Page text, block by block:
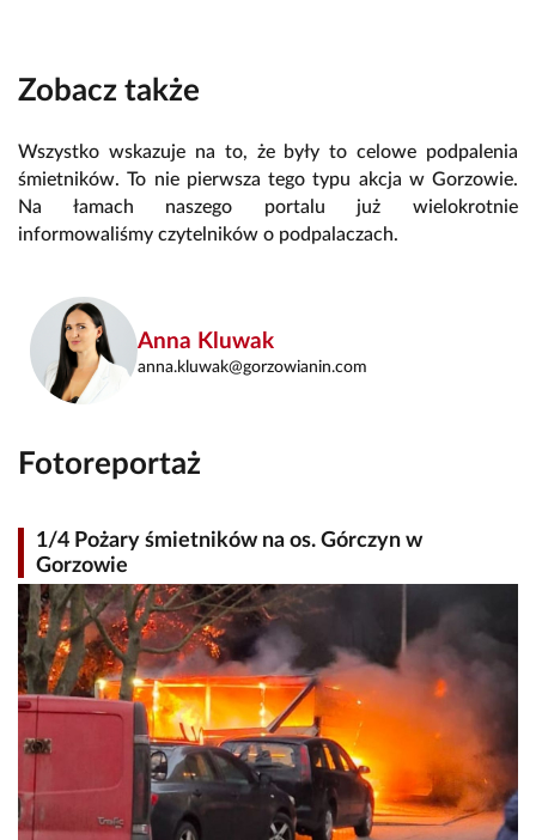
Zobacz także
Wszystko wskazuje na to, że były to celowe podpalenia
śmietników. To nie pierwsza tego typu akcja w Gorzowie.
Na łamach naszego portalu już wielokrotnie
informowaliśmy czytelników o podpalaczach.
Anna Kluwak
anna.kluwak@gorzowianin.com
Fotoreportaż
1/4 Pożary śmietników na os. Górczyn w
Gorzowie